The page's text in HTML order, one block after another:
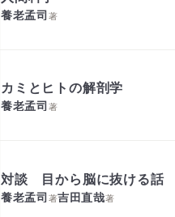
養老孟司著
カミとヒトの解剖学
養老孟司著
対談 目から脳に抜ける話
養老孟司著吉田直哉著